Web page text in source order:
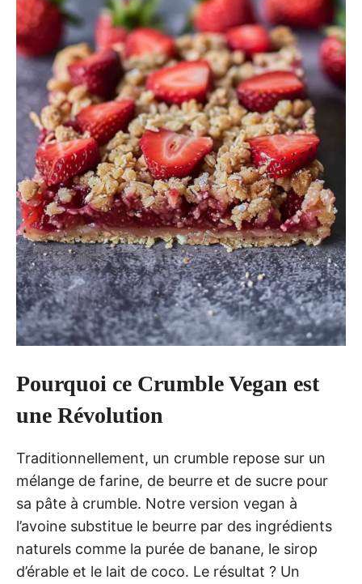
Pourquoi ce Crumble Vegan est
une Révolution
Traditionnellement, un crumble repose sur un
mélange de farine, de beurre et de sucre pour
sa pâte à crumble. Notre version vegan à
l’avoine substitue le beurre par des ingrédients
naturels comme la purée de banane, le sirop
d’érable et le lait de coco. Le résultat ? Un